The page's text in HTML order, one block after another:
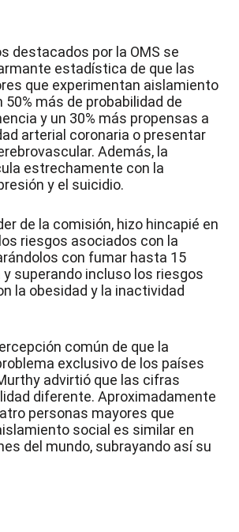
destacados por la OMS se
estadística de que las
que experimentan aislamiento
más de probabilidad de
y un 30% más propensas a
arterial coronaria o presentar
Además, la
estrechamente con la
y el suicidio.
de la comisión, hizo hincapié en
riesgos asociados con la
con fumar hasta 15
y superando incluso los riesgos
la obesidad y la inactividad
común de que la
exclusivo de los países
advirtió que las cifras
diferente. Aproximadamente
personas mayores que
social es similar en
del mundo, subrayando así su